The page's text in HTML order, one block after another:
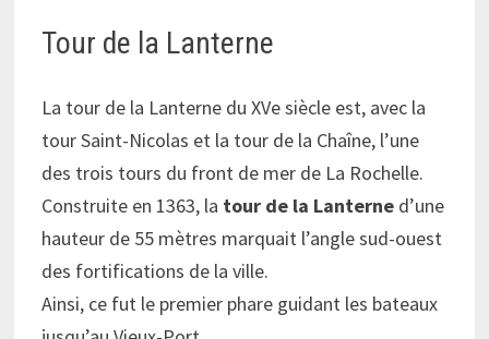
Tour de la Lanterne
La tour de la Lanterne du XVe siècle est, avec la
tour Saint-Nicolas et la tour de la Chaîne, l’une
des trois tours du front de mer de La Rochelle.
Construite en 1363, la tour de la Lanterned’une
hauteur de 55 mètres marquait l’angle sud-ouest
des fortifications de la ville.
Ainsi, ce fut le premier phare guidant les bateaux